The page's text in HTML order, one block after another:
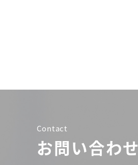
Contact
お問い合わせ